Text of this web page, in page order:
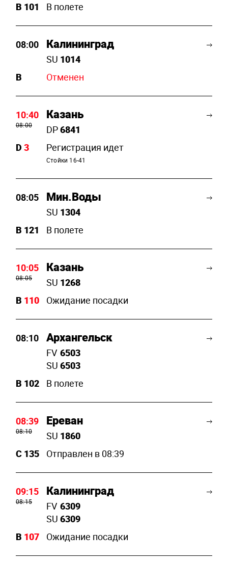
B 101 В полете
08:00 Калининград
SU 1014
B
Отменен
10:40
08:00
Казань
DP6841
D 3 Регистрация идет
Стойки 16-41
08:05 Мин.Воды
SU 1304
B 121 В полете
10:05
08:05
Казань
SU 1268
B 110 Ожидание посадки
08:10 Архангельск
FV 6503
SU 6503
B 102 В полете
08:39
08:10
Ереван
SU 1860
C 135 Отправлен в 08:39
09:15
08:15
Калининград
FV 6309
SU 6309
B 107 Ожидание посадки